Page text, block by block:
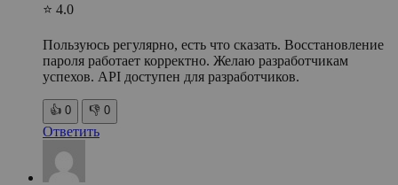
⭐ 4.0
Пользуюсь регулярно, есть что сказать. Восстановление
пароля работает корректно. Желаю разработчикам
успехов. API доступен для разработчиков.
👍 0 👎 0
Ответить